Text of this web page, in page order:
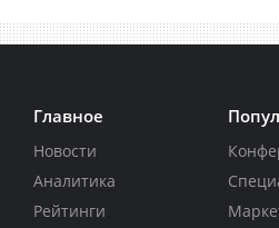
Главное
Новости
Аналитика
Рейтинги